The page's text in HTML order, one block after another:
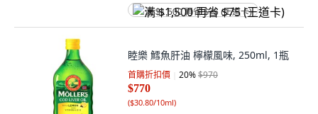
满 $1,500 再省 $75 (王道卡)
睦樂 鱈魚肝油 檸檬風味, 250ml, 1瓶
首購折扣價 20%$970
$770
($30.80/10ml)